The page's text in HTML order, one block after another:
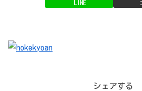
LINE
シェアする